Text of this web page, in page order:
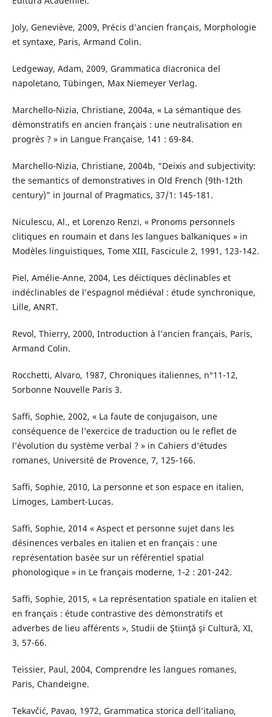
Joly, Geneviève, 2009, Précis d’ancien français, Morphologie
et syntaxe, Paris, Armand Colin.
Ledgeway, Adam, 2009, Grammatica diacronica del
napoletano, Tübingen, Max Niemeyer Verlag.
Marchello-Nizia, Christiane, 2004a, « La sémantique des
démonstratifs en ancien français : une neutralisation en
progrès ? » in Langue Française, 141 : 69-84.
Marchello-Nizia, Christiane, 2004b, “Deixis and subjectivity:
the semantics of demonstratives in Old French (9th-12th
century)” in Journal of Pragmatics, 37/1: 145-181.
Niculescu, Al., et Lorenzo Renzi, « Pronoms personnels
clitiques en roumain et dans les langues balkaniques » in
Modèles linguistiques, Tome XIII, Fascicule 2, 1991, 123-142.
Piel, Amélie-Anne, 2004, Les déictiques déclinables et
indéclinables de l’espagnol médiéval : étude synchronique,
Lille, ANRT.
Revol, Thierry, 2000, Introduction à l’ancien français, Paris,
Armand Colin.
Rocchetti, Alvaro, 1987, Chroniques italiennes, n°11-12,
Sorbonne Nouvelle Paris 3.
Saffi, Sophie, 2002, « La faute de conjugaison, une
conséquence de l’exercice de traduction ou le reflet de
l’évolution du système verbal ? » in Cahiers d’études
romanes, Université de Provence, 7, 125-166.
Saffi, Sophie, 2010, La personne et son espace en italien,
Limoges, Lambert-Lucas.
Saffi, Sophie, 2014 « Aspect et personne sujet dans les
désinences verbales en italien et en français : une
représentation basée sur un référentiel spatial
phonologique » in Le français moderne, 1-2 : 201-242.
Saffi, Sophie, 2015, « La représentation spatiale en italien et
en français : étude contrastive des démonstratifs et
adverbes de lieu afférents », Studii de Ştiinţă şi Cultură, XI,
3, 57-66.
Teissier, Paul, 2004, Comprendre les langues romanes,
Paris, Chandeigne.‬‬‬‬‬‬‬‬‬‬‬‬‬‬
Tekavčić, Pavao, 1972, Grammatica storica dell’italiano,